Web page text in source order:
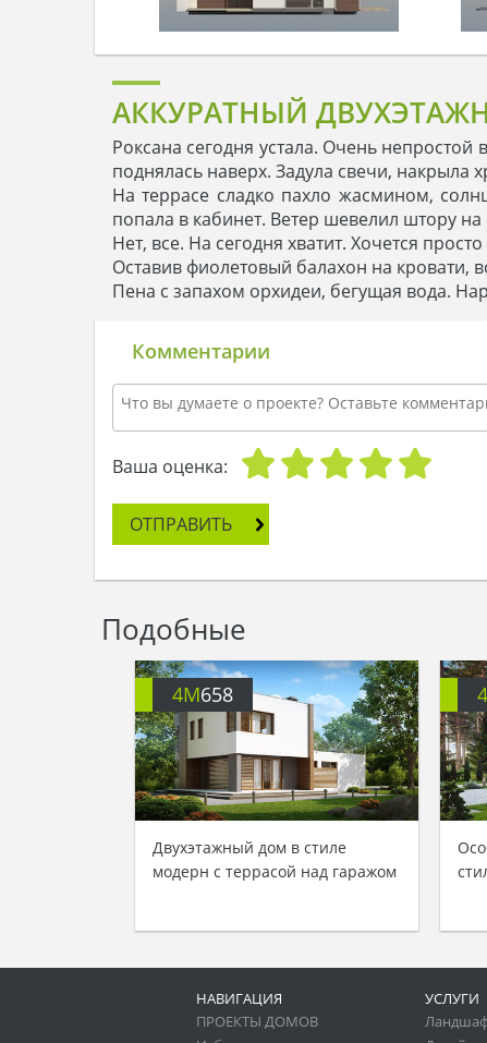
АККУРАТНЫЙ
Роксана сегодня устала. Очень
поднялась наверх. Задула свечи,
На террасе сладко пахло жасмином,
попала в кабинет. Ветер шевелил штору
Нет, все. На сегодня хватит. Хочется
Оставив фиолетовый балахон на
Пена с запахом орхидеи, бегущая вода.
Комментарии
Ваша оценка:
ОТПРАВИТЬ
Подобные
4M658
Двухэтажный дом в стиле
модерн с террасой над гаражом
НАВИГАЦИЯ
ПРОЕКТЫ ДОМОВ
УСЛУГИ